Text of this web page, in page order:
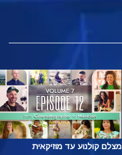
מצלם קולנוע עד מוזיקאית